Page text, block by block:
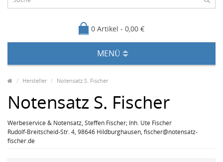
0 Artikel - 0,00 €
MENÜ
Hersteller Notensatz S. Fischer
Notensatz S. Fischer
Werbeservice & Notensatz, Steffen Fischer; Inh. Ute Fischer
Rudolf-Breitscheid-Str. 4, 98646 Hildburghausen, fischer@notensatz-
fischer.de